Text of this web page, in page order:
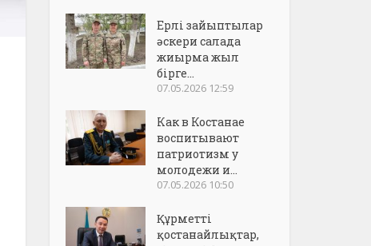
Ерлі зайыптылар
әскери салада
жиырма жыл
бірге...
07.05.2026 12:59
Как в Костанае
воспитывают
патриотизм у
молодежи и...
07.05.2026 10:50
Құрметті
қостанайлықтар,